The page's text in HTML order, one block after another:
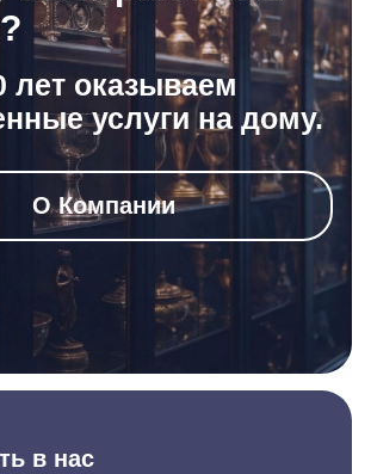
лет оказываем
услуги на дому.
О Компании
в нас